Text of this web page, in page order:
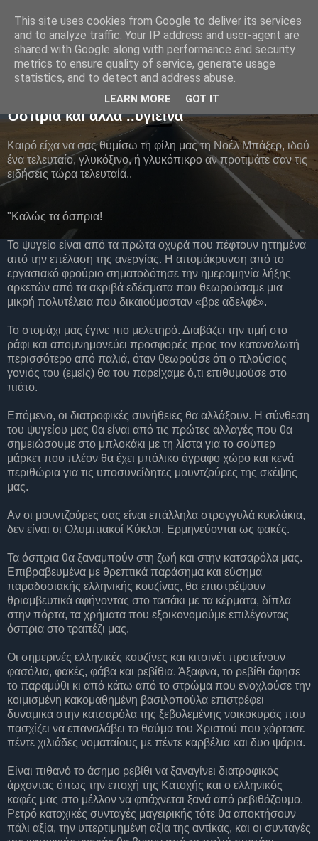
Ελένη Τσαμαδού
Τετάρτη 29 Ιουνίου 2011
Όσπρια και άλλα ..υγιεινά
Καιρό είχα να σας θυμίσω τη φίλη μας τη Νοέλ Μπάξερ, ιδού
ένα τελευταίο, γλυκόξινο, ή γλυκόπικρο αν προτιμάτε σαν τις
ειδήσεις τώρα τελευταία..
"Καλώς τα όσπρια!
Το ψυγείο είναι από τα πρώτα οχυρά που πέφτουν ηττημένα
από την επέλαση της ανεργίας. Η απομάκρυνση από το
εργασιακό φρούριο σηματοδότησε την ημερομηνία λήξης
αρκετών από τα ακριβά εδέσματα που θεωρούσαμε μια
μικρή πολυτέλεια που δικαιούμασταν «βρε αδελφέ».
Το στομάχι μας έγινε πιο μελετηρό. Διαβάζει την τιμή στο
ράφι και απομνημονεύει προσφορές προς τον καταναλωτή
περισσότερο από παλιά, όταν θεωρούσε ότι ο πλούσιος
γονιός του (εμείς) θα του παρείχαμε ό,τι επιθυμούσε στο
πιάτο.
Επόμενο, οι διατροφικές συνήθειες θα αλλάξουν. Η σύνθεση
του ψυγείου μας θα είναι από τις πρώτες αλλαγές που θα
σημειώσουμε στο μπλοκάκι με τη λίστα για το σούπερ
μάρκετ που πλέον θα έχει μπόλικο άγραφο χώρο και κενά
περιθώρια για τις υποσυνείδητες μουντζούρες της σκέψης
μας.
Αν οι μουντζούρες σας είναι επάλληλα στρογγυλά κυκλάκια,
δεν είναι οι Ολυμπιακοί Κύκλοι. Ερμηνεύονται ως φακές.
Τα όσπρια θα ξαναμπούν στη ζωή και στην κατσαρόλα μας.
Επιβραβευμένα με θρεπτικά παράσημα και εύσημα
παραδοσιακής ελληνικής κουζίνας, θα επιστρέψουν
θριαμβευτικά αφήνοντας στο τασάκι με τα κέρματα, δίπλα
στην πόρτα, τα χρήματα που εξοικονομούμε επιλέγοντας
όσπρια στο τραπέζι μας.
Οι σημερινές ελληνικές κουζίνες και κιτσινέτ προτείνουν
φασόλια, φακές, φάβα και ρεβίθια. Άξαφνα, το ρεβίθι άφησε
το παραμύθι κι από κάτω από το στρώμα που ενοχλούσε την
κοιμισμένη κακομαθημένη βασιλοπούλα επιστρέφει
δυναμικά στην κατσαρόλα της ξεβολεμένης νοικοκυράς που
πασχίζει να επαναλάβει το θαύμα του Χριστού που χόρτασε
πέντε χιλιάδες νοματαίους με πέντε καρβέλια και δυο ψάρια.
Είναι πιθανό το άσημο ρεβίθι να ξαναγίνει διατροφικός
άρχοντας όπως την εποχή της Κατοχής και ο ελληνικός
καφές μας στο μέλλον να φτιάχνεται ξανά από ρεβιθόζουμο.
Ρετρό κατοχικές συνταγές μαγειρικής τότε θα αποκτήσουν
πάλι αξία, την υπερτιμημένη αξία της αντίκας, και οι συνταγές
This site uses cookies from Google to deliver its services
and to analyze traffic. Your IP address and user-agent are
shared with Google along with performance and security
metrics to ensure quality of service, generate usage
statistics, and to detect and address abuse.
LEARN MORE GOT IT